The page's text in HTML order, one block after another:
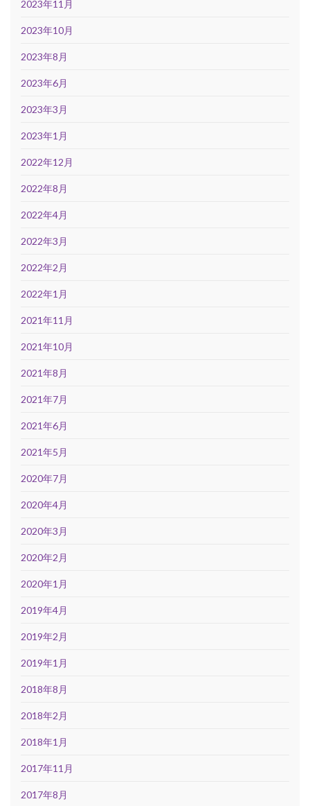
2023年11月
2023年10月
2023年8月
2023年6月
2023年3月
2023年1月
2022年12月
2022年8月
2022年4月
2022年3月
2022年2月
2022年1月
2021年11月
2021年10月
2021年8月
2021年7月
2021年6月
2021年5月
2020年7月
2020年4月
2020年3月
2020年2月
2020年1月
2019年4月
2019年2月
2019年1月
2018年8月
2018年2月
2018年1月
2017年11月
2017年8月